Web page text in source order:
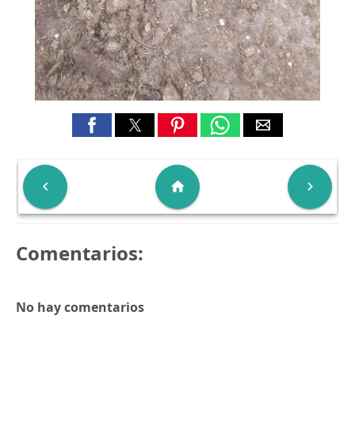
 
home
Comentarios:
No hay comentarios